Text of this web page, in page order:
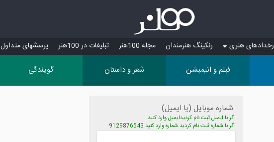
رخدادهای هنری رنکینگ هنرمندان مجله 100هنر تبلیغات در 100هنر پرسش‏های متداول
فیلم و انیمیشن شعر و داستان گویندگی
شماره موبایل (یا ایمیل)
اگر با ایمیل ثبت نام کردیدایمیل وارد کنید
اگر با شماره ثبت نام کردید شماره وارد کنید 9129876543